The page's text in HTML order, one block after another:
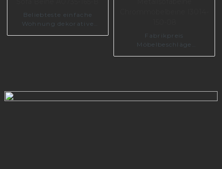
Beliebteste einfache
Wohnung dekorative
Fabrikpreis
Möbelbeschläge